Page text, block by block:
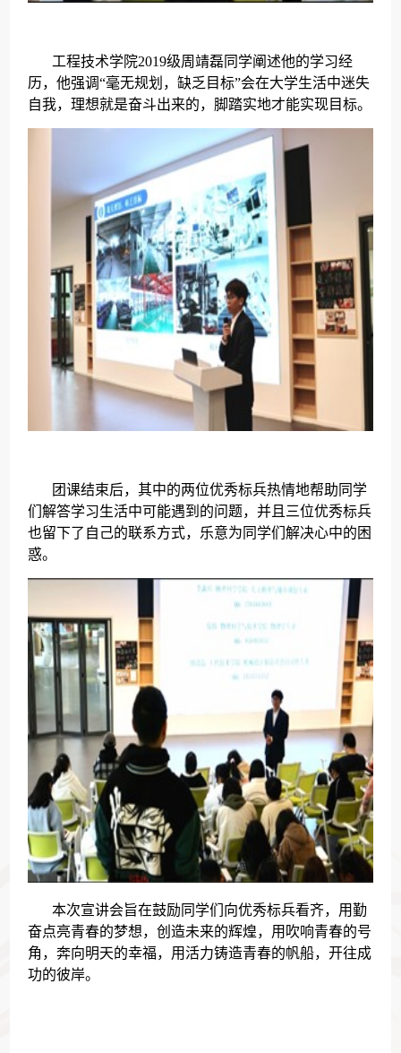
工程技术学院2019级周靖磊同学阐述他的学习经
历，他强调“毫无规划，缺乏目标”会在大学生活中迷失
自我，理想就是奋斗出来的，脚踏实地才能实现目标。
团课结束后，其中的两位优秀标兵热情地帮助同学
们解答学习生活中可能遇到的问题，并且三位优秀标兵
也留下了自己的联系方式，乐意为同学们解决心中的困
惑。
本次宣讲会旨在鼓励同学们向优秀标兵看齐，用勤
奋点亮青春的梦想，创造未来的辉煌，用吹响青春的号
角，奔向明天的幸福，用活力铸造青春的帆船，开往成
功的彼岸。